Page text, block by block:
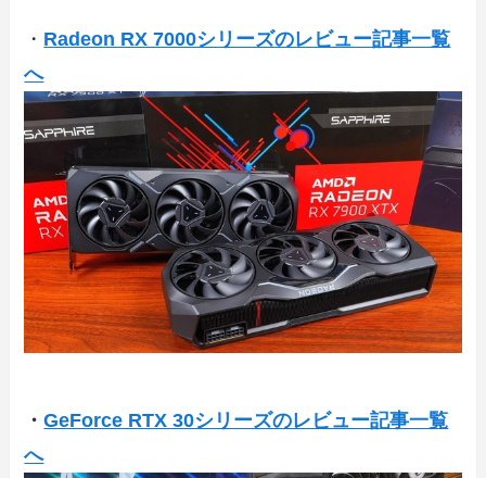
・ Radeon RX 7000シリーズのレビュー記事一覧
へ
・GeForce RTX 30シリーズのレビュー記事一覧
へ